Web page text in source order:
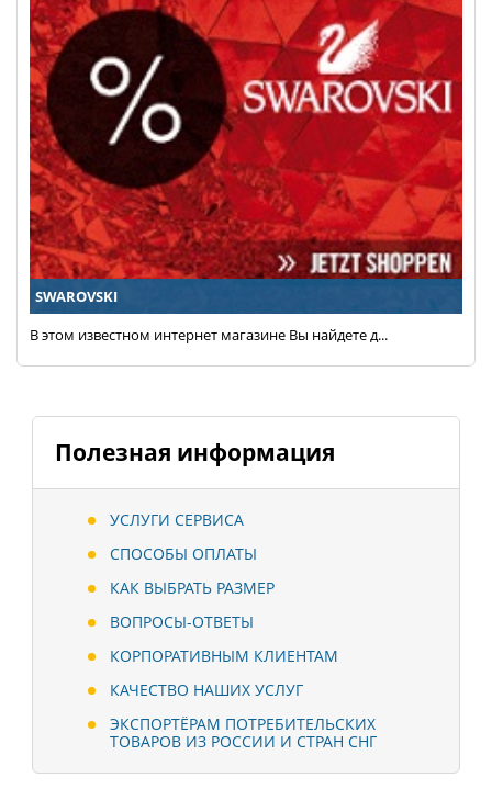
Полезная информация
УСЛУГИ СЕРВИСА
СПОСОБЫ ОПЛАТЫ
КАК ВЫБРАТЬ РАЗМЕР
ВОПРОСЫ-ОТВЕТЫ
КОРПОРАТИВНЫМ КЛИЕНТАМ
КАЧЕСТВО НАШИХ УСЛУГ
ЭКСПОРТЁРАМ ПОТРЕБИТЕЛЬСКИХ
ТОВАРОВ ИЗ РОССИИ И СТРАН СНГ
SWAROVSKI
В этом известном интернет магазине Вы найдете д...